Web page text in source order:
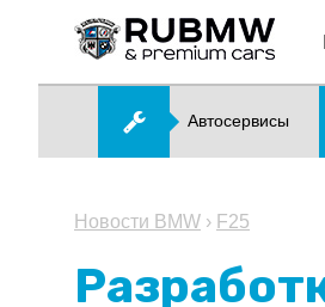
Автосервисы
Новости BMW › F25